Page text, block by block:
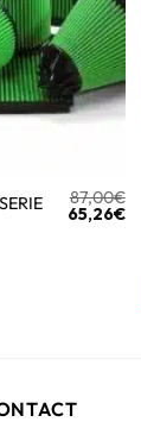
87,00€
65,26€